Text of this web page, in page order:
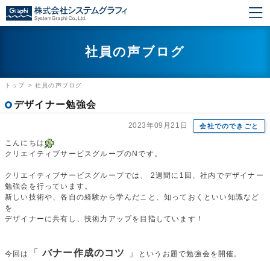
社員の声ブログ
トップ >社員の声ブログ
デザイナー勉強会
2023年09月21日 会社でのできごと
こんにちは
クリエイティブサービスグループのNです。
クリエイティブサービスグループでは、 2週間に1回、社内でデザイナー
勉強会を行っています。
新しい技術や、各自の経験から学んだこと、知っておくといい知識など
を
デザイナーに共有し、技術力アップを目指しています！
今回は 「バナー作成のコツ 」
というお題で勉強会を開催。